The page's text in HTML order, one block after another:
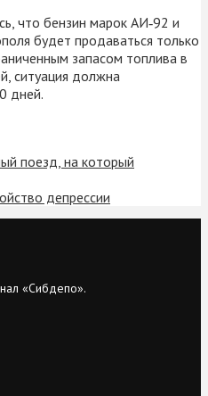
что бензин марок АИ‑92 и
будет продаваться только
запасом топлива в
ситуация должна
дней.
поезд, на который
депрессии
«Сибдепо».